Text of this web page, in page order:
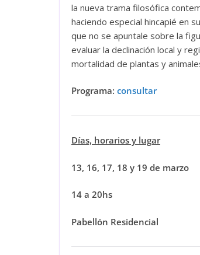
la nueva trama filosófica
haciendo especial hincapié en
que no se apuntale sobre la
evaluar la declinación local y
mortalidad de plantas y
Programa: consultar
Días, horarios y lugar
13, 16, 17, 18 y 19 de marzo
14 a 20hs
Pabellón Residencial